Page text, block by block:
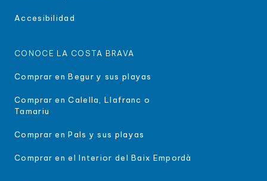
Accesibilidad
CONOCE LA COSTA BRAVA
Comprar en Begur y sus playas
Comprar en Calella, Llafranc o
Tamariu
Comprar en Pals y sus playas
Comprar en el Interior del Baix Empordà